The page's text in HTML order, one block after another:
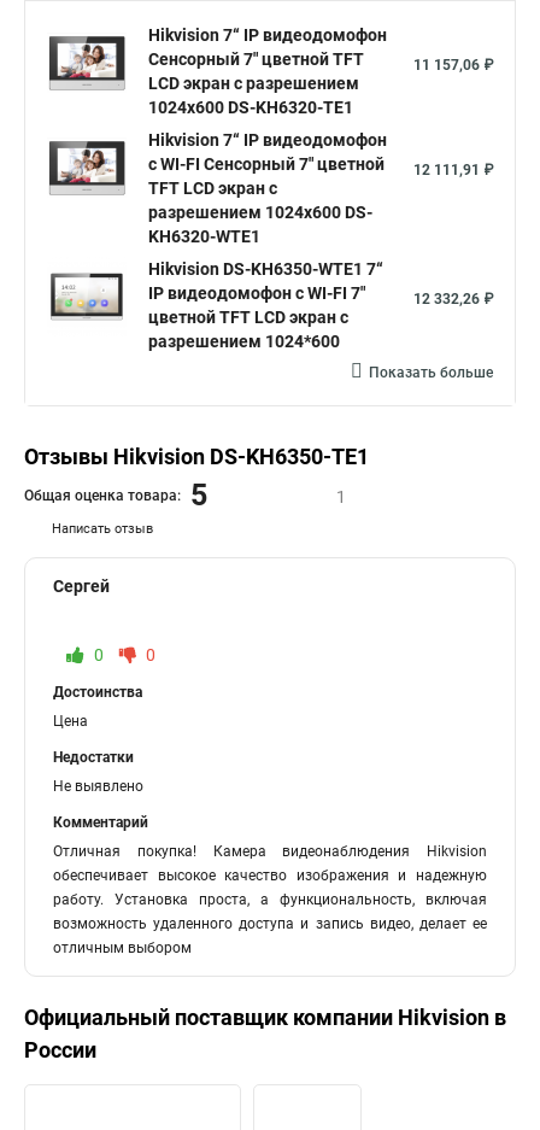
Hikvision 7“ IP видеодомофон
Сенсорный 7" цветной TFT
LCD экран с разрешением
1024х600 DS-KH6320-TE1
11 157,06 ₽
Hikvision 7“ IP видеодомофон
с WI-FI Сенсорный 7" цветной
TFT LCD экран с
разрешением 1024х600 DS-
KH6320-WTE1
12 111,91 ₽
Hikvision DS-KH6350-WTE1 7“
IP видеодомофон с WI-FI 7"
цветной TFT LCD экран с
разрешением 1024*600
12 332,26 ₽
Показать больше
Отзывы Hikvision DS-KH6350-TE1
Написать отзыв
Общая оценка товара: 5 1
Сергей
0 0
Достоинства
Цена
Недостатки
Не выявлено
Комментарий
Отличная покупка! Камера видеонаблюдения Hikvision
обеспечивает высокое качество изображения и надежную
работу. Установка проста, а функциональность, включая
возможность удаленного доступа и запись видео, делает ее
отличным выбором
Официальный поставщик компании Hikvision в
России